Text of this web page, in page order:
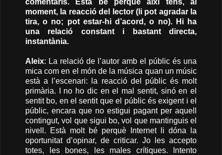
moment, la reacció del lector (li pot agradar la
tira, o no; pot estar-hi d’acord, o no). Hi ha
una relació constant i bastant directa,
instantània.
Aleix: La relació de l’autor amb el públic és una
mica com en el món de la música quan un músic
està a l’escenari: la reacció del públic és molt
primària. I no ho dic en el mal sentit, sinó en el
sentit bo, en el sentit que el públic és exigent i el
públic, encara que no estigui pagant per aquell
contingut, vol que sigui bo, vol que mantinguis el
nivell. Està molt bé perquè Internet li dóna la
oportunitat d’opinar, de criticar. Jo les accepto
totes, les bones, les males crítiques. Intento